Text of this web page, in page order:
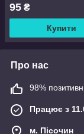
95 ₴
Купити
Про нас
98%
Працює з
м. Пісочин